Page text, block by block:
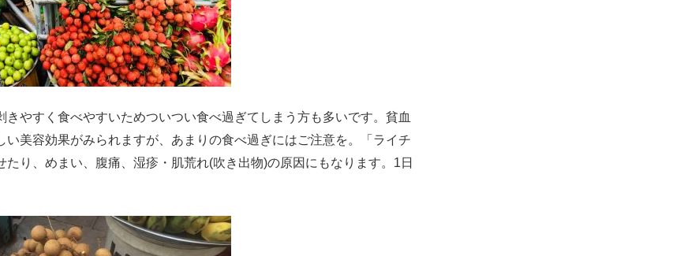
やすく食べやすいためついつい食べ過ぎてしまう方も多いです。貧血
美容効果がみられますが、あまりの食べ過ぎにはご注意を。「ライチ
り、めまい、腹痛、湿疹・肌荒れ(吹き出物)の原因にもなります。1日